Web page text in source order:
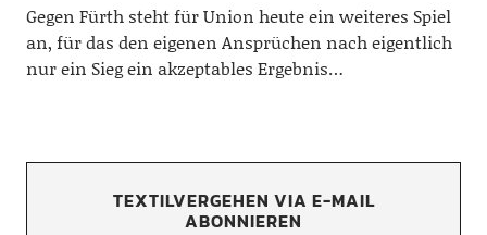
Gegen Fürth steht für Union heute ein weiteres Spiel
an, für das den eigenen Ansprüchen nach eigentlich
nur ein Sieg ein akzeptables Ergebnis…
TEXTILVERGEHEN VIA E-MAIL
ABONNIEREN